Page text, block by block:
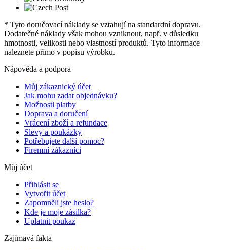
* Tyto doručovací náklady se vztahují na standardní dopravu.
Dodatečné náklady však mohou vzniknout, např. v důsledku
hmotnosti, velikosti nebo vlastností produktů. Tyto informace
naleznete přímo v popisu výrobku.
Nápověda a podpora
Můj zákaznický účet
Jak mohu zadat objednávku?
Možnosti platby
Doprava a doručení
Vrácení zboží a refundace
Slevy a poukázky
Potřebujete další pomoc?
Firemní zákazníci
Můj účet
Přihlásit se
Vytvořit účet
Zapomněli jste heslo?
Kde je moje zásilka?
Uplatnit poukaz
Zajímavá fakta